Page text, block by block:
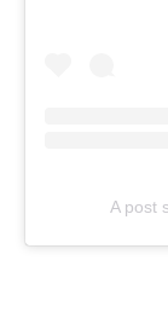
A post